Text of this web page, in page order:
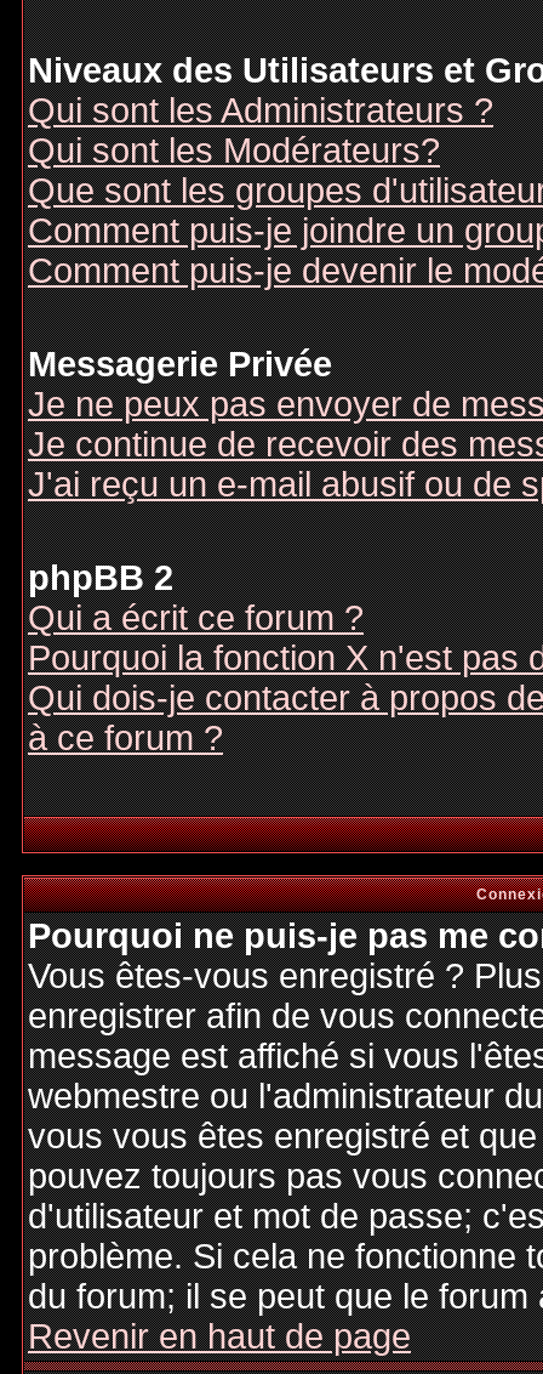
Niveaux des Utilisateurs et
Qui sont les Administrateurs ?
Qui sont les Modérateurs?
Que sont les groupes
Comment puis-je joindre un
Comment puis-je devenir le
Messagerie Privée
Je ne peux pas envoyer de
Je continue de recevoir des
J'ai reçu un e-mail abusif ou de
phpBB 2
Qui a écrit ce forum ?
Pourquoi la fonction X n'est pas
Qui dois-je contacter à propos
à ce forum ?
Pourquoi ne puis-je pas me
Vous êtes-vous enregistré ?
enregistrer afin de vous
message est affiché si vous
webmestre ou l'administrateur
vous vous êtes enregistré et
pouvez toujours pas vous
d'utilisateur et mot de passe;
problème. Si cela ne fonctionne
du forum; il se peut que le
Revenir en haut de page